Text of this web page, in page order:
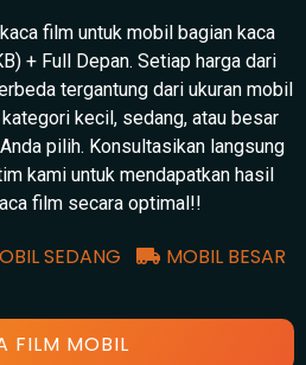
film untuk mobil bagian kaca
+ Full Depan. Setiap harga dari
tergantung dari ukuran mobil
kecil, sedang, atau besar
pilih. Konsultasikan langsung
kami untuk mendapatkan hasil
film secara optimal!!
SEDANG MOBIL BESAR
FILM MOBIL